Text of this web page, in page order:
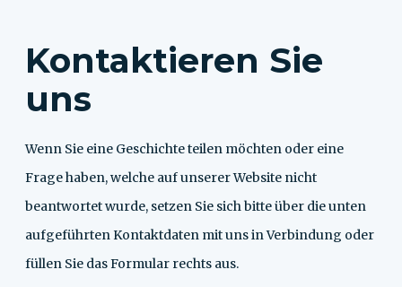
Kontaktieren Sie
uns
Wenn Sie eine Geschichte teilen möchten oder eine
Frage haben, welche auf unserer Website nicht
beantwortet wurde, setzen Sie sich bitte über die unten
aufgeführten Kontaktdaten mit uns in Verbindung oder
füllen Sie das Formular rechts aus.